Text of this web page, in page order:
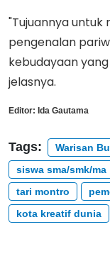
"Tujuannya
pengenalan
kebudayaan
jelasnya.
Editor: Ida Gautama
Tags:
Warisan
siswa sma/smk/ma
tari montro
kota kreatif dunia